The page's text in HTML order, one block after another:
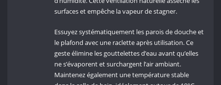
surfaces et empêche la vapeur de stagner.
Essuyez systématiquement les parois de douche et
le plafond avec une raclette après utilisation. Ce
geste élimine les gouttelettes d’eau avant qu’elles
ne s’évaporent et surchargent l’air ambiant.
Maintenez également une température stable